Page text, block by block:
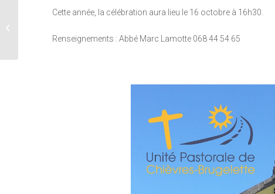
Cette année, la célébration aura lieu le 16 octobre à 16h30.
Renseignements : Abbé Marc Lamotte 068 44 54 65
d’automne